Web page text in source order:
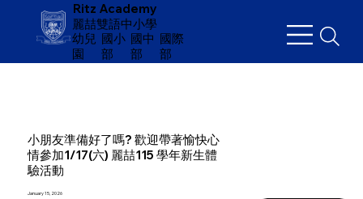
Ritz Academy
麗喆雙語中小學
幼兒
園
​國小
部
國中
部
國際
部
小朋友準備好了嗎? 歡迎帶著愉快心
情參加1/17(六) 麗喆115 學年新生體
驗活動
January 15, 2026